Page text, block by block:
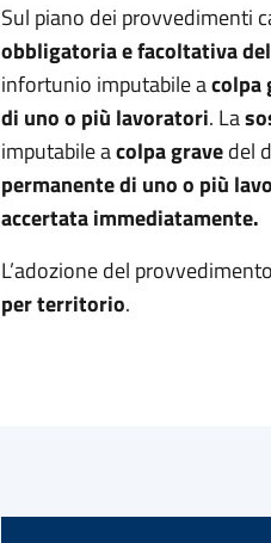
Sul piano dei provvedimenti
obbligatoria e facoltativa
infortunio imputabile acolpa
di uno o più lavoratori. La
imputabile acolpa gravedel
permanente di uno o più
accertata immediatamente.
L’adozione del
per territorio.